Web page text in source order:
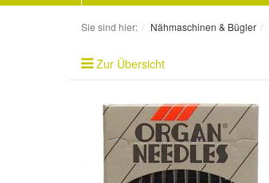
Sie sind hier: Nähmaschinen & Bügler
Zur Übersicht